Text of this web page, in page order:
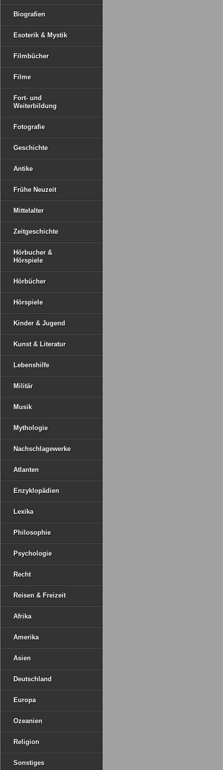
Biografien
Esoterik & Mystik
Filmbücher
Filme
Fort- und
Weiterbildung
Fotografie
Geschichte
Antike
Frühe Neuzeit
Mittelalter
Zeitgeschichte
Hörbucher &
Hörspiele
Hörbücher
Hörspiele
Kinder & Jugend
Kunst & Literatur
Lebenshilfe
Militär
Musik
Mythologie
Nachschlagewerke
Atlanten
Enzyklopädien
Lexika
Philosophie
Psychologie
Recht
Reisen & Freizeit
Afrika
Amerika
Asien
Deutschland
Europa
Ozeanien
Religion
Sonstiges